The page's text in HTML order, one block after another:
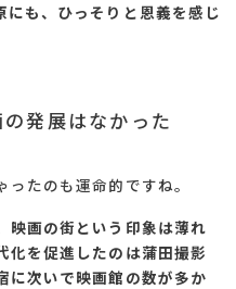
にも、ひっそりと恩義を感じ
発展はなかった
たのも運命的ですね。
映画の街という印象は薄れ
化を促進したのは蒲田撮影
に次いで映画館の数が多か